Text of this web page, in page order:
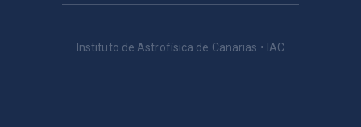
Instituto de Astrofísica de Canarias • IAC